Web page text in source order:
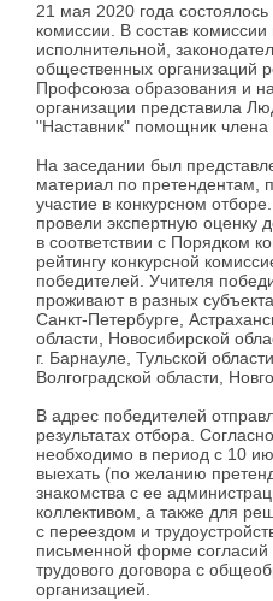
21 мая 2020 года состоялось
комиссии. В состав
исполнительной,
общественных организаций
Профсоюза образования и
организации представила
"Наставник" помощник
На заседании был
материал по претендентам,
участие в конкурсном
провели экспертную оценку
в соответствии с Порядком
рейтингу конкурсной
победителей. Учителя
проживают в разных
Санкт-Петербурге,
области, Новосибирской
г. Барнауле, Тульской
Волгоградской области,
В адрес победителей
результатах отбора.
необходимо в период с 10
выехать (по желанию
знакомства с ее
коллективом, а также для
с переездом и
письменной форме согласий
трудового договора с
организацией.